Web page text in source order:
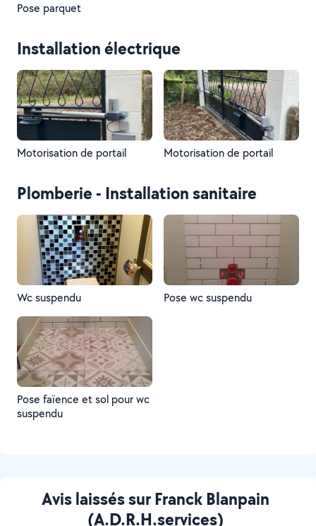
Pose parquet
Installation électrique
Motorisation de portail Motorisation de portail
Plomberie - Installation sanitaire
Wc suspendu Pose wc suspendu
Pose faïence et sol pour wc
suspendu
Avis laissés sur Franck Blanpain
(A.D.R.H.services)